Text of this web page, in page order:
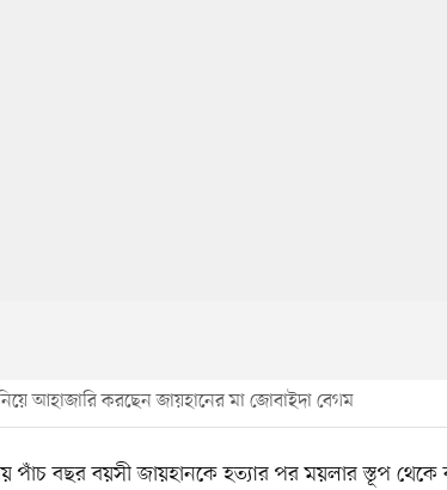
আহাজারি করছেন জায়হানের মা জোবাইদা বেগম
পাঁচ বছর বয়সী জায়হানকে হত্যার পর ময়লার স্তূপ থেকে